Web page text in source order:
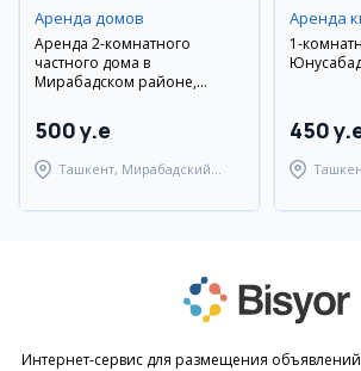
Аренда домов
Аренда 2-комнатного
частного дома в
Мирабадском районе,
500 y.e
Ташкент, Мирабадский
Аренда
1-
450
Интернет-сервис для размещения объявлений